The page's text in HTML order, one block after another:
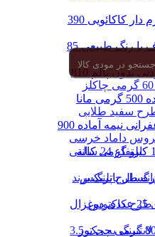
سفید طلایی
داماد خرسی
ارتفاع 24 سانتی
طرح کاکتوس
پاتریکس